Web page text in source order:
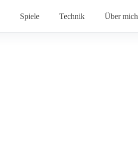
Spiele Technik Über mich